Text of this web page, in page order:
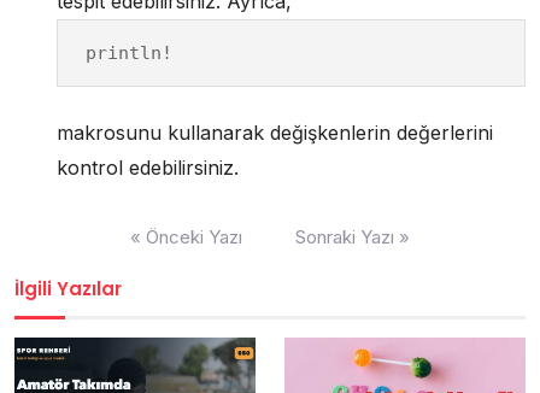
println!
makrosunu kullanarak değişkenlerin değerlerini
kontrol edebilirsiniz.
« Önceki Yazı Sonraki Yazı »
İlgili Yazılar